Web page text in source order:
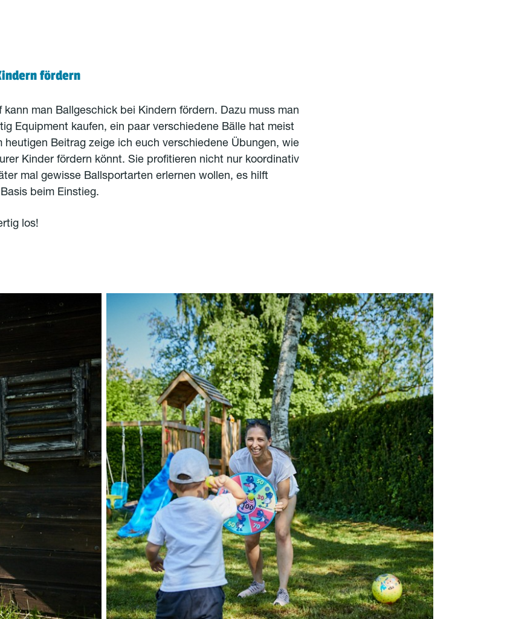
fördern
kann man Ballgeschick bei Kindern fördern. Dazu muss man
Equipment kaufen, ein paar verschiedene Bälle hat meist
heutigen Beitrag zeige ich euch verschiedene Übungen, wie
Kinder fördern könnt. Sie profitieren nicht nur koordinativ
mal gewisse Ballsportarten erlernen wollen, es hilft
beim Einstieg.
los!